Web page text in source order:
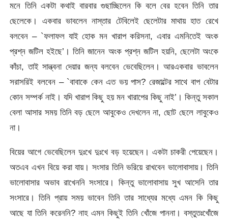
মনে তিনি একটা কথাই বারবার গুছাচ্ছিলেন কি বলে বের হবেন তিনি তার
ছেলেকে। একবার ভাবলেন নাস্তার টেবিলেই ছেলেটার মাথায় হাত রেখে
বলবেন – `ফলাফল যাই হোক মন খারাপ করিসনা, এবার এমনিতেই অংক
প্রশ্ন জটিল হইছে’। তিনি জানেন অংক প্রশ্ন জটিল হয়নি, ছেলেটা অংকে
কাঁচা, তাই সান্ত্বনা দেয়ার জন্য বলবেন ভেবেছিলেন। আরএকবার ভাবলেন
সরাসরিই বলবেন – `বাবাকে কেন এত ভয় পাস? রেজাল্টের সাথে বাপ বেটার
কোন সম্পর্ক নাই। যদি খারাপ কিছু হয় মন খারাপের কিছু নাই’। কিন্তু সকাল
বেলা আসার সময় তিনি বড় ছেলে আবুকেও দেখলেন না, ছোট ছেলে লাবুকেও
না।
বিয়ের আগে ভেবেছিলেন দুঃখে দুঃখে বড় হয়েছেন। একটা চাকরী পেয়েছেন।
অতএব এখন বিয়ে করা যায়। সংসার তিনি ভরিয়ে রাখবেন ভালোবাসায়। তিনি
ভালোবাসার অভাব রাখেননি সংসারে। কিন্তু ভালোবাসায় সুখ আসেনি তার
সংসারে। তিনি প্রায় সময় ভাবেন তিনি তার সাধ্যের মধ্যে এমন কি কিছু
আছে যা তিনি করেননি? নাহ এমন কিছুই তিনি খোঁজে পাননা। বস্তুতঃখোঁজে